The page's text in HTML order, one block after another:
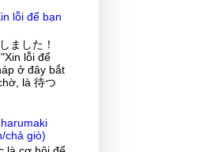
lỗi để bạn
ました！
lỗi để
ở đây bắt
là 待つ
chả giò)